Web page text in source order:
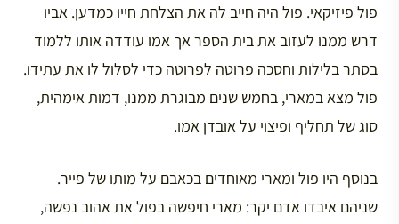
פול פיזיקאי. פול היה חייב לה את הצלחת חייו כמדען. אביו
דרש ממנו לעזוב את בית הספר אך אמו עודדה אותו ללמוד
בסתר בלילות וחסכה פרוטה לפרוטה כדי לסלול לו את עתידו.
פול מצא במארי, בחמש שנים מבוגרת ממנו, דמות אימהית,
סוג של תחליף ופיצוי על אובדן אמו.
בנוסף היו פול ומארי מאוחדים בכאבם על מותו של פייר.
שניהם איבדו אדם יקר: מארי חיפשה בפול את אהוב נפשה,